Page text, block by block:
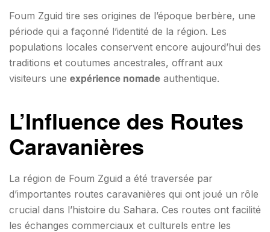
Foum Zguid tire ses origines de l’époque berbère, une
période qui a façonné l’identité de la région. Les
populations locales conservent encore aujourd’hui des
traditions et coutumes ancestrales, offrant aux
visiteurs une expérience nomade authentique.
L’Influence des Routes
Caravanières
La région de Foum Zguid a été traversée par
d’importantes routes caravanières qui ont joué un rôle
crucial dans l’histoire du Sahara. Ces routes ont facilité
les échanges commerciaux et culturels entre les